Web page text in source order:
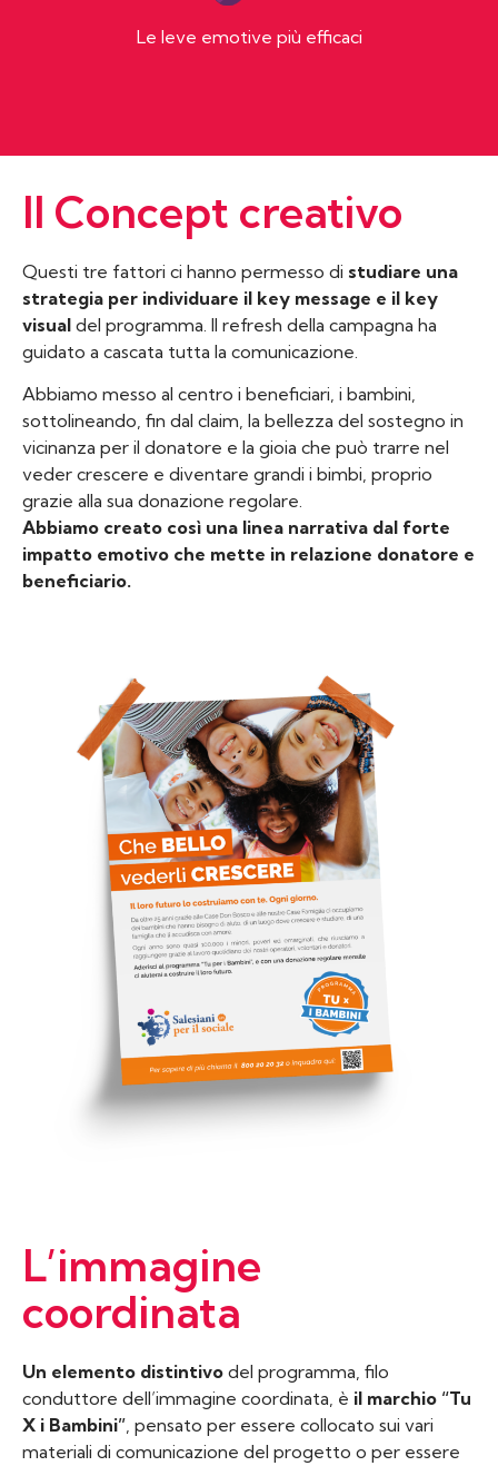
Le leve emotive più efficaci
Il Concept creativo
Questi tre fattori ci hanno permesso di studiare una
strategia per individuare il key message e il key
visual del programma. Il refresh della campagna ha
guidato a cascata tutta la comunicazione.
Abbiamo messo al centro i beneficiari, i bambini,
sottolineando, fin dal claim, la bellezza del sostegno in
vicinanza per il donatore e la gioia che può trarre nel
veder crescere e diventare grandi i bimbi, proprio
grazie alla sua donazione regolare.
Abbiamo creato così una linea narrativa dal forte
impatto emotivo che mette in relazione donatore e
beneficiario.
L’immagine
coordinata
Un elemento distintivo del programma, filo
conduttore dell’immagine coordinata, è il marchio “Tu
X i Bambini”, pensato per essere collocato sui vari
materiali di comunicazione del progetto o per essere